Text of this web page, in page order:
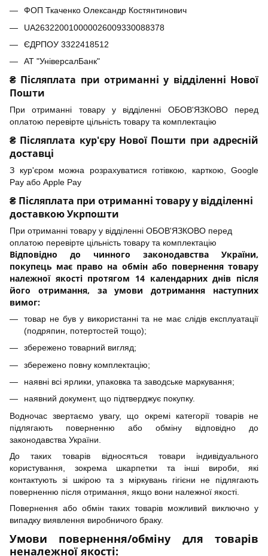
ФОП Ткаченко Олександр Костянтинович
UA263220010000026009330088378
ЄДРПОУ 3322418512
АТ "УніверсалБанк"
₴ Післяплата при отриманні у відділенні Нової
Пошти
При отриманні товару у відділенні ОБОВ'ЯЗКОВО перед
оплатою перевірте цільність товару та комплектацію
₴ Післяплата кур'єру Нової Пошти при адресній
доставці
З кур'єром можна розрахуватися готівкою, карткою, Google
Pay або Apple Pay
₴ Післяплата при отриманні товару у відділенні
доставкою Укрпошти
При отриманні товару у відділенні ОБОВ'ЯЗКОВО перед
оплатою перевірте цільність товару та комплектацію
Відповідно до чинного законодавства України,
покупець має право на обмін або повернення товару
належної якості протягом 14 календарних днів після
його отримання, за умови дотримання наступних
вимог:
товар не був у використанні та не має слідів експлуатації
(подряпин, потертостей тощо);
збережено товарний вигляд;
збережено повну комплектацію;
наявні всі ярлики, упаковка та заводське маркування;
наявний документ, що підтверджує покупку.
Водночас звертаємо увагу, що окремі категорії товарів не
підлягають поверненню або обміну відповідно до
законодавства України.
До таких товарів відносяться товари індивідуального
користування, зокрема шкарпетки та інші вироби, які
контактують зі шкірою та з міркувань гігієни не підлягають
поверненню після отримання, якщо вони належної якості.
Повернення або обмін таких товарів можливий виключно у
випадку виявлення виробничого браку.
Умови повернення/обміну для товарів
неналежної якості: